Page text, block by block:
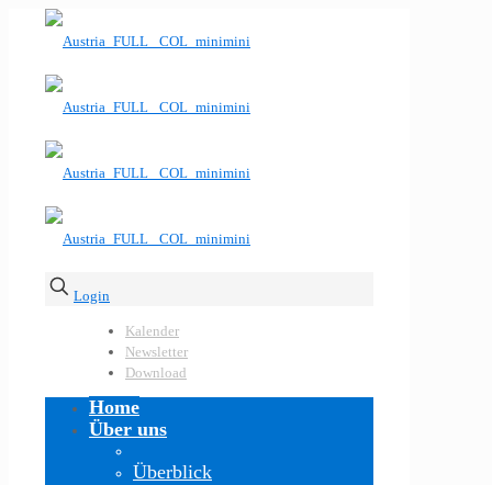
Login
Kalender
Newsletter
Download
Home
Über uns
Überblick